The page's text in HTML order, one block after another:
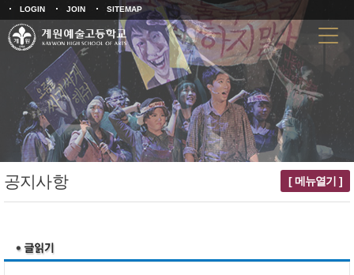
LOGIN JOIN SITEMAP
공지사항 [ 메뉴열기 ]